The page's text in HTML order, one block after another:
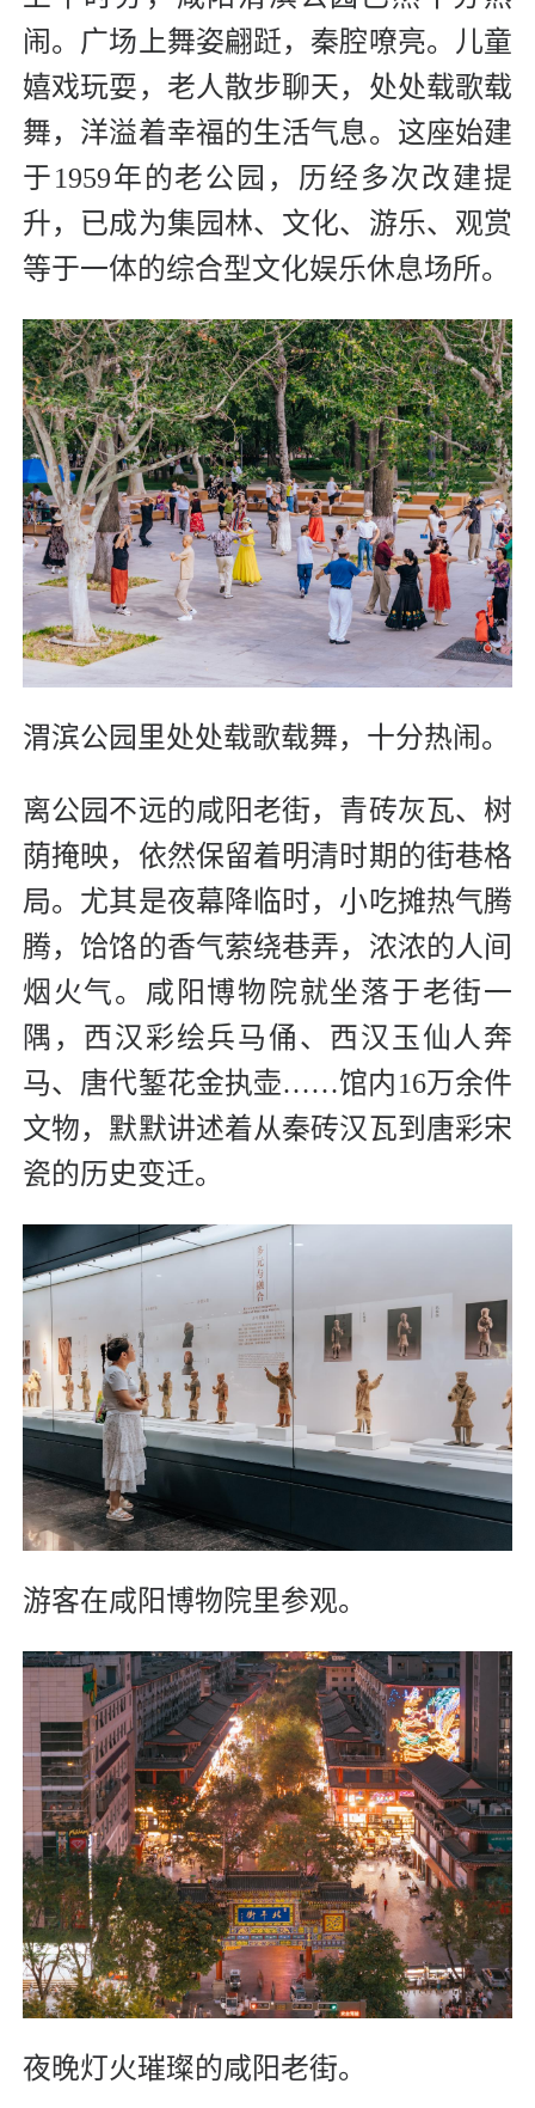
闹。广场上舞姿翩跹，秦腔嘹亮。儿童
嬉戏玩耍，老人散步聊天，处处载歌载
舞，洋溢着幸福的生活气息。这座始建
于1959年的老公园，历经多次改建提
升，已成为集园林、文化、游乐、观赏
等于一体的综合型文化娱乐休息场所。
渭滨公园里处处载歌载舞，十分热闹。
离公园不远的咸阳老街，青砖灰瓦、树
荫掩映，依然保留着明清时期的街巷格
局。尤其是夜幕降临时，小吃摊热气腾
腾，饸饹的香气萦绕巷弄，浓浓的人间
烟火气。咸阳博物院就坐落于老街一
隅，西汉彩绘兵马俑、西汉玉仙人奔
马、唐代錾花金执壶……馆内16万余件
文物，默默讲述着从秦砖汉瓦到唐彩宋
瓷的历史变迁。
游客在咸阳博物院里参观。
夜晚灯火璀璨的咸阳老街。